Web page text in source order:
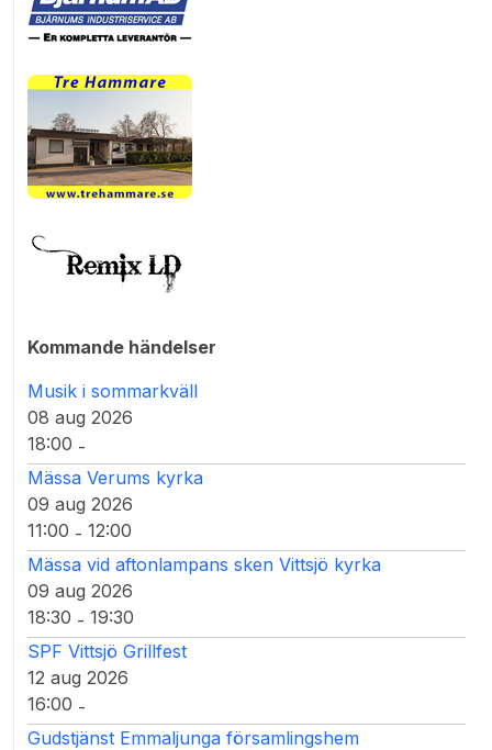
Kommande händelser
Musik i sommarkväll
08 aug 2026
18:00 -
Mässa Verums kyrka
09 aug 2026
11:00 - 12:00
Mässa vid aftonlampans sken Vittsjö kyrka
09 aug 2026
18:30 - 19:30
SPF Vittsjö Grillfest
12 aug 2026
16:00 -
Gudstjänst Emmaljunga församlingshem